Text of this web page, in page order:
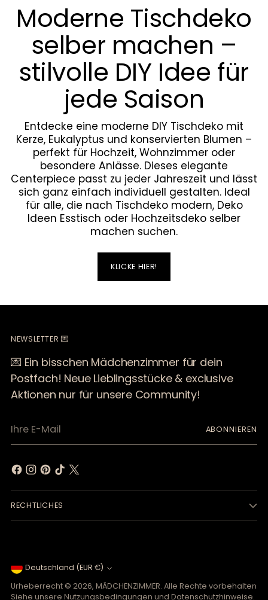
Moderne Tischdeko
selber machen –
stilvolle DIY Idee für
jede Saison
Entdecke eine moderne DIY Tischdeko mit
Kerze, Eukalyptus und konservierten Blumen –
perfekt für Hochzeit, Wohnzimmer oder
besondere Anlässe. Dieses elegante
Centerpiece passt zu jeder Jahreszeit und lässt
sich ganz einfach individuell gestalten. Ideal
für alle, die nach Tischdeko modern, Deko
Ideen Esstisch oder Hochzeitsdeko selber
machen suchen.
KLICKE HIER!
NEWSLETTER 💌
💌 Ein bisschen Mädchenzimmer für dein
Postfach! Neue Lieblingsstücke & exclusive
Aktionen nur für unsere Community!
E-
ABONNIEREN
RECHTLICHES
Währung
Deutschland (EUR €)
Urheberrecht © 2026, MÄDCHENZIMMER. Alle Rechte vorbehalten
Siehe unsere Nutzungsbedingungen und Datenschutzhinweise.